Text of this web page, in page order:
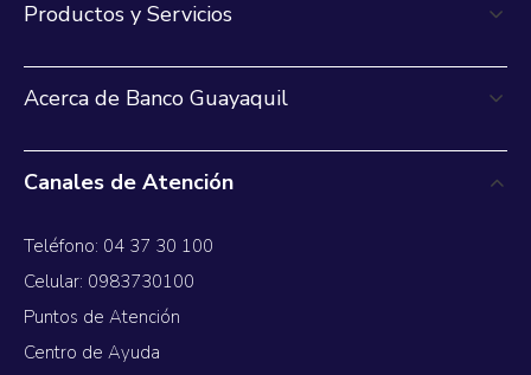
Productos y Servicios
Acerca de Banco Guayaquil
Canales de Atención
Teléfono: 04 37 30 100
Celular: 0983730100
Puntos de Atención
Centro de Ayuda